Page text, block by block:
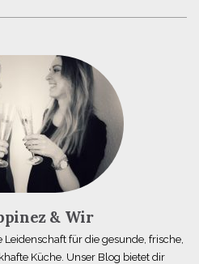
& Wir
für die gesunde, frische,
Küche. Unser Blog bietet dir